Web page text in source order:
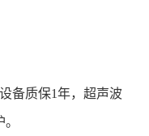
设备质保1年，超声波